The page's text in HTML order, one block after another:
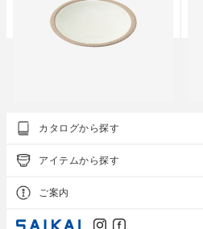
クラシノウツワ
ポタリー プレート S
○●
カタログから探す
アイテムから探す
ご案内